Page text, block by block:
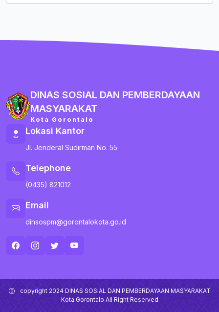
DINAS SOSIAL DAN PEMBERDAYAAN
MASYARAKAT
Kota Gorontalo
Lokasi Kantor
Jl. Jenderal Sudirman No. 55
Telephone
(0435) 821012
Email
dinsospm@gorontalokota.go.id
copyright 2024 DINAS SOSIAL DAN PEMBERDAYAAN MASYARAKAT
Kota Gorontalo All Right Reserved